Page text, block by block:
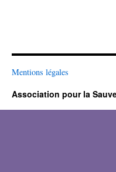
Mentions légales
Association pour la